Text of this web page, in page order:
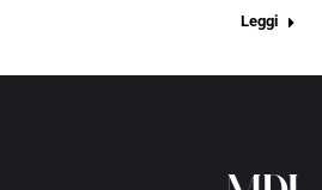
Leggi